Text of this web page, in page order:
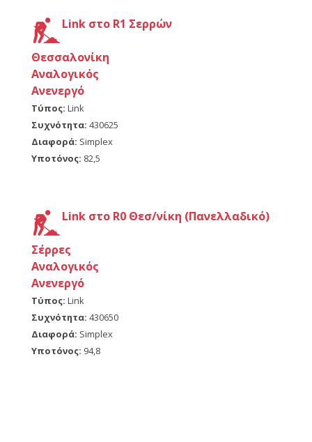
Link στο R1 Σερρών
Θεσσαλονίκη
Αναλογικός
Ανενεργό
Τύπος: Link
Συχνότητα: 430625
Διαφορά: Simplex
Υποτόνος: 82,5
Link στο R0 Θεσ/νίκη (Πανελλαδικό)
Σέρρες
Αναλογικός
Ανενεργό
Τύπος: Link
Συχνότητα: 430650
Διαφορά: Simplex
Υποτόνος: 94,8